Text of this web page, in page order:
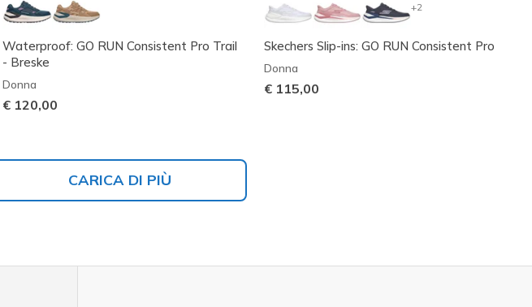
Waterproof: GO RUN Consistent Pro Trail
- Breske
Donna
€ 120,00
+2
Skechers Slip-ins: GO RUN Consistent Pro
Donna
€ 115,00
CARICA DI PIÙ